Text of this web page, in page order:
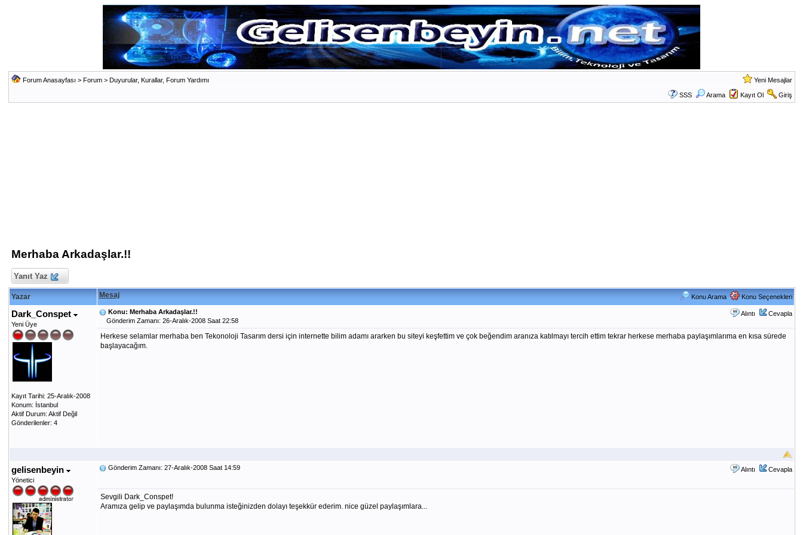
Forum Anasayfası > Forum> Duyurular, Kurallar, Forum Yardımı Yeni Mesajlar
SSS Arama Kayıt Ol Giriş
Merhaba Arkadaşlar.!!
Yanıt Yaz
Yazar Mesaj Konu Arama Konu Seçenekleri
Dark_Conspet
Yeni Üye
Kayıt Tarihi: 25-Aralık-2008
Konum: İstanbul
Aktif Durum: Aktif Değil
Gönderilenler: 4
Alıntı Cevapla
Konu: Merhaba Arkadaşlar.!!
Gönderim Zamanı: 26-Aralık-2008 Saat 22:58
Herkese selamlar merhaba ben Tekonoloji Tasarım dersi için internette bilim adamı ararken bu siteyi keşfettim ve çok beğendim aranıza katılmayı tercih ettim tekrar herkese merhaba paylaşımlarıma en kısa sürede
başlayacağım.
gelisenbeyin
Yönetici
Alıntı Cevapla
Gönderim Zamanı: 27-Aralık-2008 Saat 14:59
Sevgili Dark_Conspet!
Aramıza gelip ve paylaşımda bulunma isteğinizden dolayı teşekkür ederim. nice güzel paylaşımlara...